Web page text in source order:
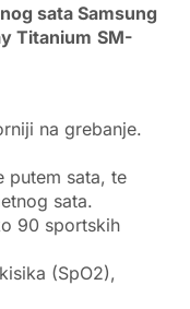
sata Samsung
Titanium SM-
na grebanje.
putem sata, te
sata.
90 sportskih
(SpO2),